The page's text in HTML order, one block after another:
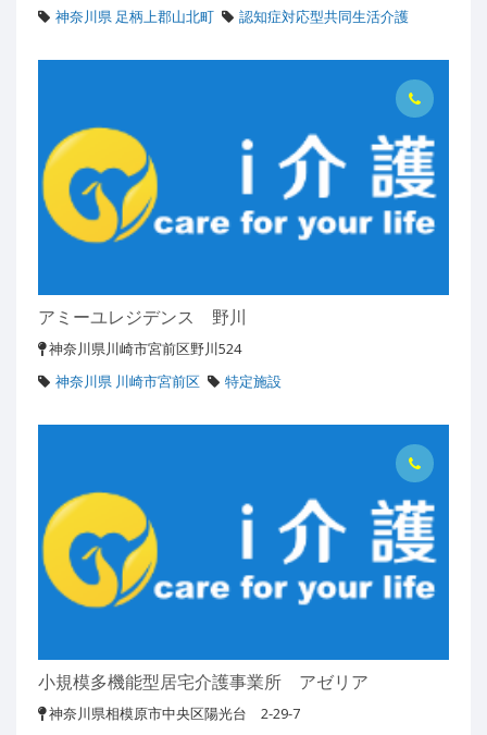
神奈川県 足柄上郡山北町 認知症対応型共同生活介護
アミーユレジデンス 野川
神奈川県川崎市宮前区野川524
神奈川県 川崎市宮前区
特定施設
小規模多機能型居宅介護事業所 アゼリア
神奈川県相模原市中央区陽光台 2-29-7